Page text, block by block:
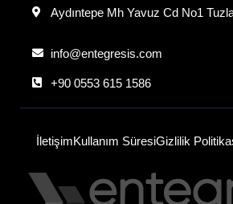
Aydıntepe Mh Yavuz Cd No1
info@entegresis.com
+90 0553 615 1586
İletişimKullanım SüresiGizlilik